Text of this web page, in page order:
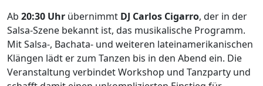
Ab 20:30 Uhr übernimmt DJ Carlos Cigarro, der in der
Salsa-Szene bekannt ist, das musikalische Programm.
Mit Salsa-, Bachata- und weiteren lateinamerikanischen
Klängen lädt er zum Tanzen bis in den Abend ein. Die
Veranstaltung verbindet Workshop und Tanzparty und